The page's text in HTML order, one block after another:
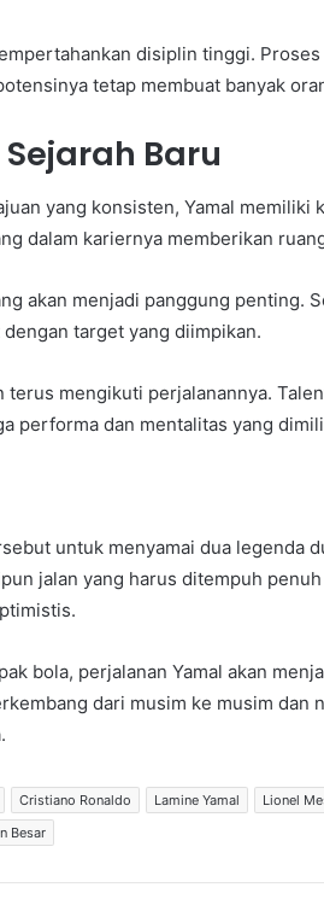
disiplin tinggi.
tetap membuat banyak
Baru
yang konsisten, Yamal memiliki
dalam kariernya memberikan
akan menjadi panggung penting.
target yang diimpikan.
terus mengikuti perjalanannya.
performa dan mentalitas yang
untuk menyamai dua legenda
jalan yang harus ditempuh
bola, perjalanan Yamal akan
dari musim ke musim dan
Cristiano Ronaldo Lamine Yamal Lionel
Besar